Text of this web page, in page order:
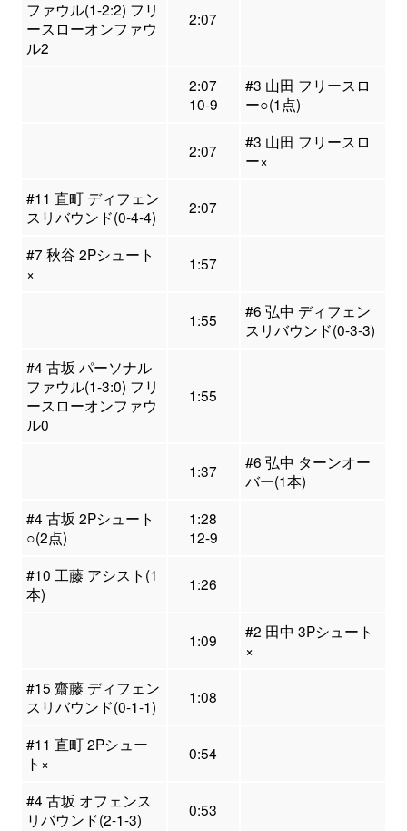
ファウル(1-2:2) フリ
ースローオンファウ
ル2
2:07
2:07
10-9
#3 山田 フリースロ
ー○(1点)
2:07
#3 山田 フリースロ
ー×
#11 直町 ディフェン
スリバウンド(0-4-4)
2:07
#7 秋谷 2Pシュート
×
1:57
1:55
#6 弘中 ディフェン
スリバウンド(0-3-3)
#4 古坂 パーソナル
ファウル(1-3:0) フリ
ースローオンファウ
ル0
1:55
1:37
#6 弘中 ターンオー
バー(1本)
#4 古坂 2Pシュート
○(2点)
1:28
12-9
#10 工藤 アシスト(1
本)
1:26
1:09
#2 田中 3Pシュート
×
#15 齋藤 ディフェン
スリバウンド(0-1-1)
1:08
#11 直町 2Pシュー
ト×
0:54
#4 古坂 オフェンス
リバウンド(2-1-3)
0:53